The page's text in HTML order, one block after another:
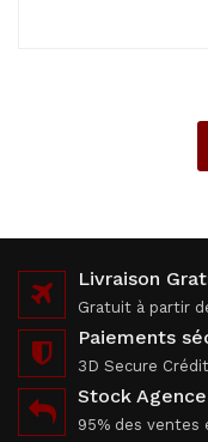
Livraison
Gratuit à partir
Paiements
3D Secure
Stock Agence
95% des ventes